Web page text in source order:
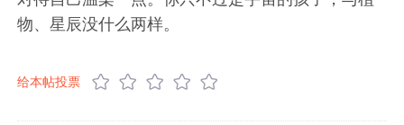
物、星辰没什么两样。
给本帖投票